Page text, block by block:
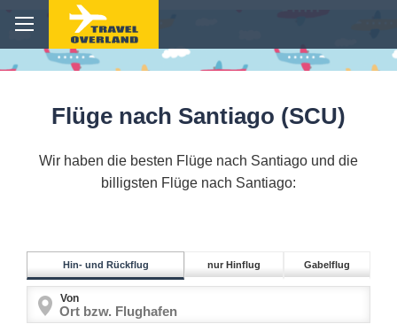
Flüge nach Santiago (SCU)
Wir haben die besten Flüge nach Santiago und die
billigsten Flüge nach Santiago:
Hin- und Rückflug nur Hinflug Gabelflug
Von